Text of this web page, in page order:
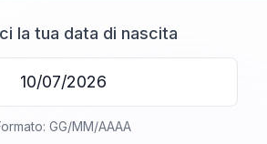
la tua data di nascita
GG/MM/AAAA